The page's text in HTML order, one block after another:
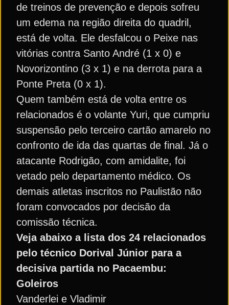
de treinos de prevenção e depois sofreu
um edema na região direita do quadril,
está de volta. Ele desfalcou o Peixe nas
vitórias contra Santo André (1 x 0) e
Novorizontino (3 x 1) e na derrota para a
Ponte Preta (0 x 1).
Quem também está de volta entre os
relacionados é o volante Yuri, que cumpriu
suspensão pelo terceiro cartão amarelo no
confronto de ida das quartas de final. Já o
atacante Rodrigão, com amidalite, foi
vetado pelo departamento médico. Os
demais atletas inscritos no Paulistão não
foram convocados por decisão da
comissão técnica.
Veja abaixo a lista dos 24 relacionados
pelo técnico Dorival Júnior para a
decisiva partida no Pacaembu:
Goleiros
Vanderlei e Vladimir